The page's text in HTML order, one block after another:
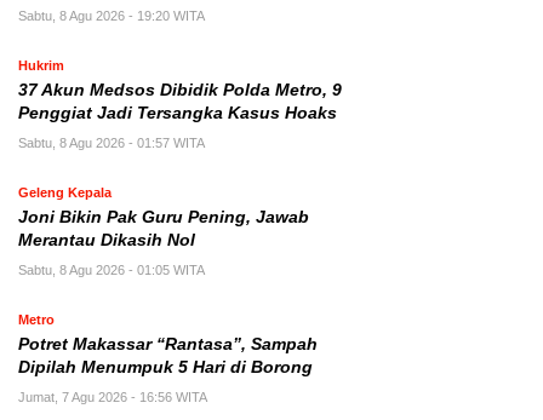
Sabtu, 8 Agu 2026 - 19:20 WITA
Hukrim
37 Akun Medsos Dibidik Polda Metro, 9
Penggiat Jadi Tersangka Kasus Hoaks
Sabtu, 8 Agu 2026 - 01:57 WITA
Geleng Kepala
Joni Bikin Pak Guru Pening, Jawab
Merantau Dikasih Nol
Sabtu, 8 Agu 2026 - 01:05 WITA
Metro
Potret Makassar “Rantasa”, Sampah
Dipilah Menumpuk 5 Hari di Borong
Jumat, 7 Agu 2026 - 16:56 WITA